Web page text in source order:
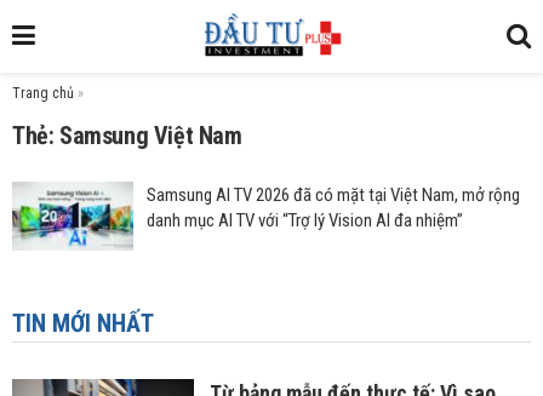
Trang chủ »
Thẻ: Samsung Việt Nam
Samsung AI TV 2026 đã có mặt tại Việt Nam, mở rộng
danh mục AI TV với “Trợ lý Vision AI đa nhiệm”
TIN MỚI NHẤT